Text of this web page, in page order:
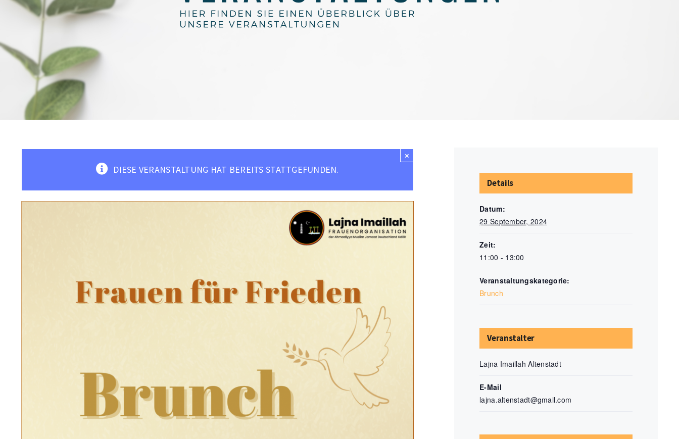
DIESE VERANSTALTUNG HAT BEREITS STATTGEFUNDEN.
×
Details
Datum:
29 September, 2024
Zeit:
11:00 - 13:00
Veranstaltungskategorie:
Brunch
Veranstalter
Lajna Imaillah Altenstadt
E-Mail
lajna.altenstadt@gmail.com